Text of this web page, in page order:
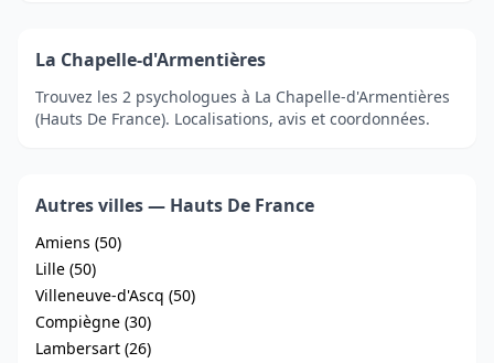
La Chapelle-d'Armentières
Trouvez les 2 psychologues à La Chapelle-d'Armentières
(Hauts De France). Localisations, avis et coordonnées.
Autres villes — Hauts De France
Amiens (50)
Lille (50)
Villeneuve-d'Ascq (50)
Compiègne (30)
Lambersart (26)